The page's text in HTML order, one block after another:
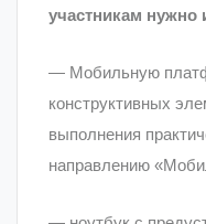
участникам нужно
— Мобильную
конструктивных
выполнения
направлению